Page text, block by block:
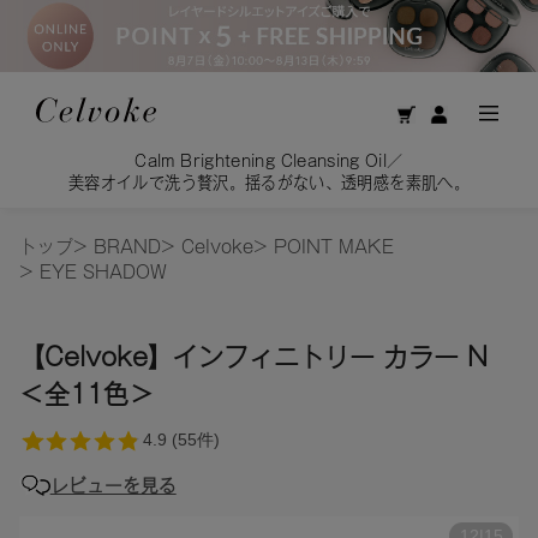
Calm Brightening Cleansing Oil／
美容オイルで洗う贅沢。揺るがない、透明感を素肌へ。
トップ> BRAND> Celvoke> POINT MAKE
> EYE SHADOW
【Celvoke】インフィニトリー カラー N
＜全11色＞
レビューを見る